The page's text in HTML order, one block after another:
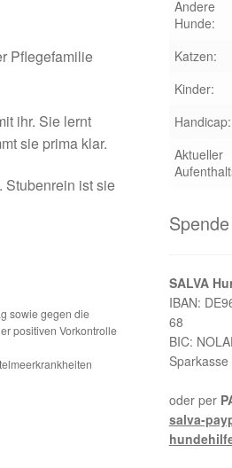
Pflegefamilie
ihr. Sie lernt
sie prima klar.
Stubenrein ist sie
sowie gegen die
positiven Vorkontrolle
Andere
Hunde:
Katzen:
Kinder:
Handicap:
Aktueller
SALVA
IBAN:
68
BIC:
oder per
salva-